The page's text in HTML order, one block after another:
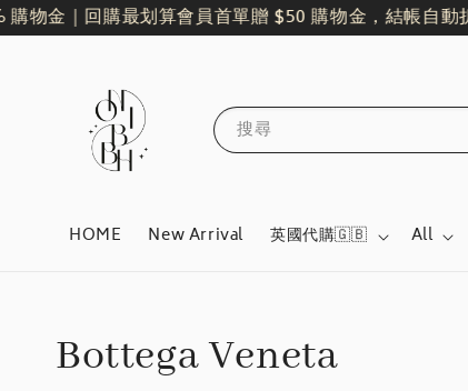
物金｜回購最划算會員首單贈 $50 購物金，結帳自動折
搜尋
HOME New Arrival 英國代購🇬🇧 All
Bottega Veneta